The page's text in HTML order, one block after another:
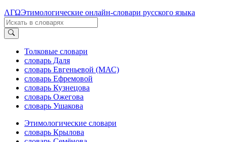
ΛΓΩЭтимологические онлайн-словари русского языка
Толковые словари
словарь Даля
словарь Евгеньевой (МАС)
словарь Ефремовой
словарь Кузнецова
словарь Ожегова
словарь Ушакова
Этимологические словари
словарь Крылова